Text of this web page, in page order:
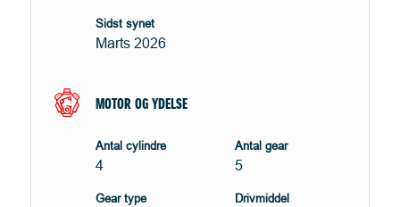
Sidst synet
Marts 2026
MOTOR OG YDELSE
Antal cylindre
4
Antal gear
5
Gear type Drivmiddel